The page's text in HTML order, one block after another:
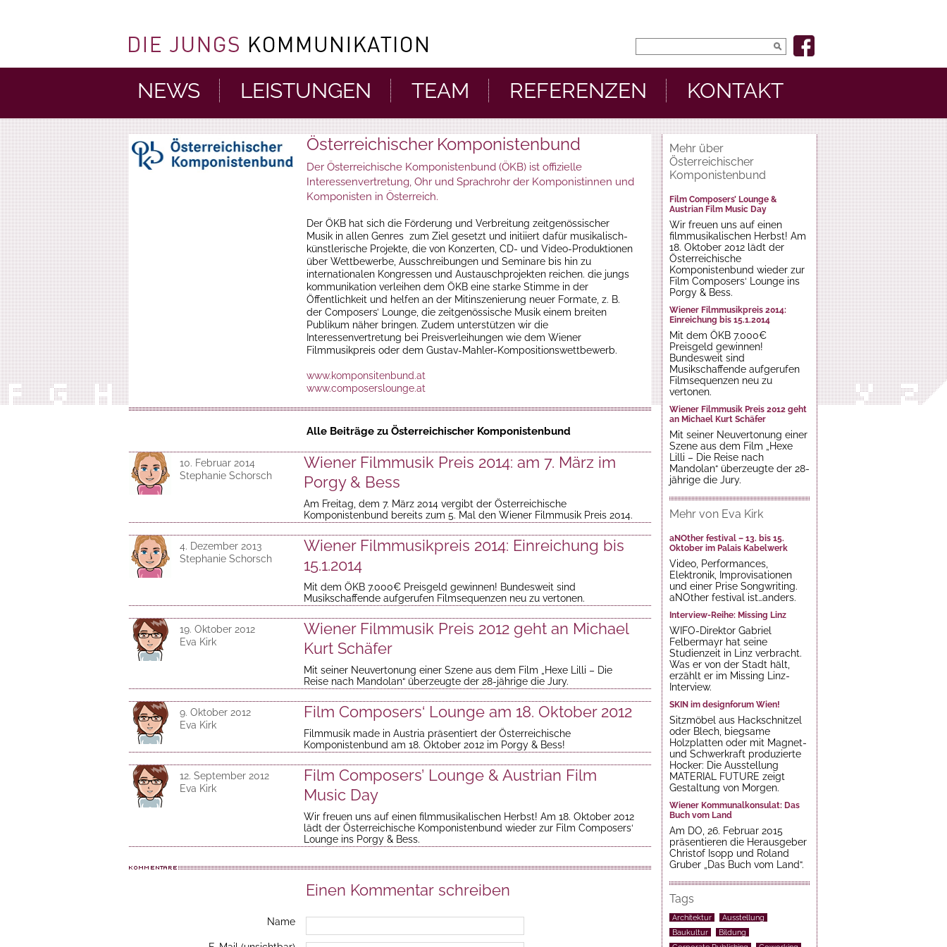
NEWS LEISTUNGEN TEAM REFERENZEN KONTAKT
Österreichischer Komponistenbund
Der Österreichische Komponistenbund (ÖKB) ist offizielle
Interessenvertretung, Ohr und Sprachrohr der Komponistinnen und
Komponisten in Österreich.
Der ÖKB hat sich die Förderung und Verbreitung zeitgenössischer
Musik in allen Genres zum Ziel gesetzt und initiiert dafür musikalisch-
künstlerische Projekte, die von Konzerten, CD- und Video-Produktionen
über Wettbewerbe, Ausschreibungen und Seminare bis hin zu
internationalen Kongressen und Austauschprojekten reichen. die jungs
kommunikation verleihen dem ÖKB eine starke Stimme in der
Öffentlichkeit und helfen an der Mitinszenierung neuer Formate, z. B.
der Composers’ Lounge, die zeitgenössische Musik einem breiten
Publikum näher bringen. Zudem unterstützen wir die
Interessenvertretung bei Preisverleihungen wie dem Wiener
Filmmusikpreis oder dem Gustav-Mahler-Kompositionswettbewerb.
www.komponsitenbund.at
www.composerslounge.at
Alle Beiträge zu Österreichischer Komponistenbund
10. Februar 2014
Stephanie Schorsch
Wiener Filmmusik Preis 2014: am 7. März im
Porgy & Bess
Am Freitag, dem 7. März 2014 vergibt der Österreichische
Komponistenbund bereits zum 5. Mal den Wiener Filmmusik Preis 2014.
4. Dezember 2013
Stephanie Schorsch
Wiener Filmmusikpreis 2014: Einreichung bis
15.1.2014
Mit dem ÖKB 7.000€ Preisgeld gewinnen! Bundesweit sind
Musikschaffende aufgerufen Filmsequenzen neu zu vertonen.
19. Oktober 2012
Eva Kirk
Wiener Filmmusik Preis 2012 geht an Michael
Kurt Schäfer
Mit seiner Neuvertonung einer Szene aus dem Film „Hexe Lilli – Die
Reise nach Mandolan“ überzeugte der 28-jährige die Jury.
9. Oktober 2012
Eva Kirk
Film Composers‘ Lounge am 18. Oktober 2012
Filmmusik made in Austria präsentiert der Österreichische
Komponistenbund am 18. Oktober 2012 im Porgy & Bess!
12. September 2012
Eva Kirk
Film Composers’ Lounge & Austrian Film
Music Day
Wir freuen uns auf einen filmmusikalischen Herbst! Am 18. Oktober 2012
lädt der Österreichische Komponistenbund wieder zur Film Composers‘
Lounge ins Porgy & Bess.
Einen Kommentar schreiben
Name
Mehr über
Österreichischer
Komponistenbund
Film Composers’ Lounge &
Austrian Film Music Day
Wir freuen uns auf einen
filmmusikalischen Herbst! Am
18. Oktober 2012 lädt der
Österreichische
Komponistenbund wieder zur
Film Composers‘ Lounge ins
Porgy & Bess.
Wiener Filmmusikpreis 2014:
Einreichung bis 15.1.2014
Mit dem ÖKB 7.000€
Preisgeld gewinnen!
Bundesweit sind
Musikschaffende aufgerufen
Filmsequenzen neu zu
vertonen.
Wiener Filmmusik Preis 2012 geht
an Michael Kurt Schäfer
Mit seiner Neuvertonung einer
Szene aus dem Film „Hexe
Lilli – Die Reise nach
Mandolan“ überzeugte der 28-
jährige die Jury.
Mehr von Eva Kirk
aNOther festival – 13. bis 15.
Oktober im Palais Kabelwerk
Video, Performances,
Elektronik, Improvisationen
und einer Prise Songwriting.
aNOther festival ist…anders.
Interview-Reihe: Missing Linz
WIFO-Direktor Gabriel
Felbermayr hat seine
Studienzeit in Linz verbracht.
Was er von der Stadt hält,
erzählt er im Missing Linz-
Interview.
SKIN im designforum Wien!
Sitzmöbel aus Hackschnitzel
oder Blech, biegsame
Holzplatten oder mit Magnet-
und Schwerkraft produzierte
Hocker: Die Ausstellung
MATERIAL FUTURE zeigt
Gestaltung von Morgen.
Wiener Kommunalkonsulat: Das
Buch vom Land
Am DO, 26. Februar 2015
präsentieren die Herausgeber
Christof Isopp und Roland
Gruber „Das Buch vom Land“.
Tags
Architektur
Ausstellung
Baukultur
Bildung